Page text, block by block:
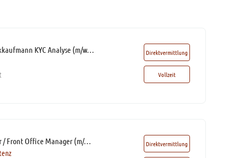
KYC-Analyst / Bankkaufmann KYC Analyse (m/w/d)* mit 50% Homeoffice Direktvermittlung
Vollzeit
Office Coordinator / Front Office Manager (m/w/d)* Direktvermittlung